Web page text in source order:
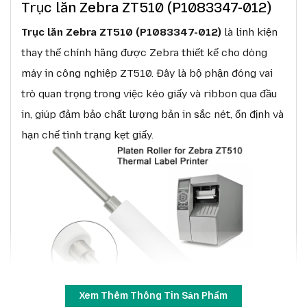
Trục lăn Zebra ZT510 (P1083347-012)
Trục lăn Zebra ZT510 (P1083347-012) là linh kiện
thay thế chính hãng được Zebra thiết kế cho dòng
máy in công nghiệp ZT510. Đây là bộ phận đóng vai
trò quan trọng trong việc kéo giấy và ribbon qua đầu
in, giúp đảm bảo chất lượng bản in sắc nét, ổn định và
hạn chế tình trạng kẹt giấy.
Xem Thêm Thông Tin Sản Phẩm